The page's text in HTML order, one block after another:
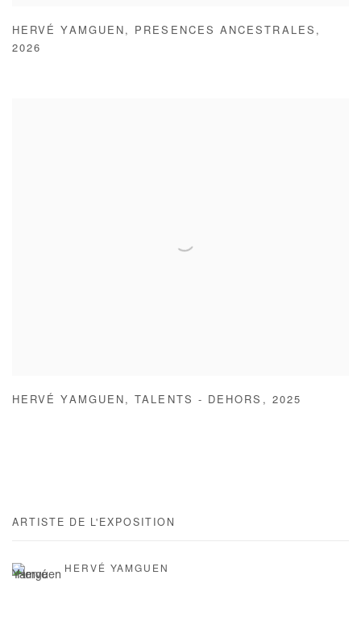
HERVÉ YAMGUEN , PRESENCES ANCESTRALES ,
2026
HERVÉ YAMGUEN , TALENTS - DEHORS , 2025
ARTISTE DE L'EXPOSITION
HERVÉ YAMGUEN